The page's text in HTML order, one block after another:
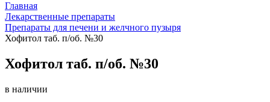
Главная
Лекарственные препараты
Препараты для печени и желчного пузыря
Хофитол таб. п/об. №30
Хофитол таб. п/об. №30
в наличии